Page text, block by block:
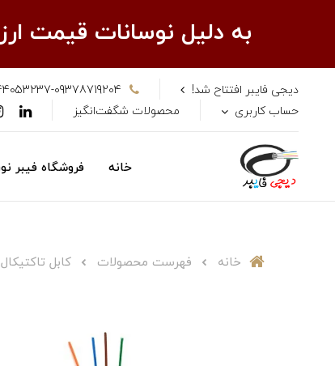
به دلیل نوسانات قیمت
دیجی فایبر افتتاح شد! 09378719204
حساب کاربری
محصولات شگفت‌انگیز
خانه فروشگاه فیبر
خانه فهرست محصولات کابل تاکتیکال 4 کر بدون فلز مالتی مود